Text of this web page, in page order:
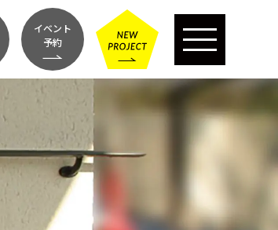
イベント
予約